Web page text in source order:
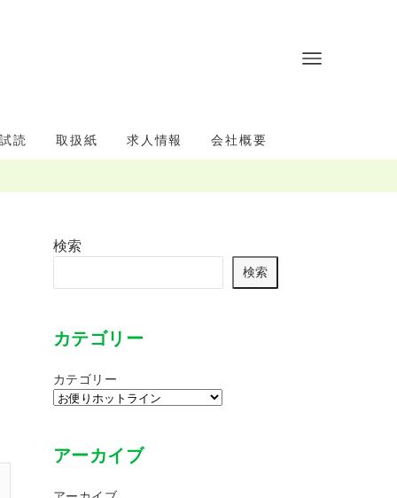
読 取扱紙 求人情報 会社概要
検索
検索
カテゴリー
カテゴリー
アーカイブ